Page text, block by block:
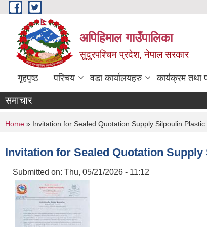
Skip to main content
अपिहिमाल गाउँपालिका
सुदुरपश्चिम प्रदेश, नेपाल सरकार
गृहपृष्ठ परिचय वडा कार्यालयहरु कार्यक्रम तथा
समाचार
You are here
Home » Invitation for Sealed Quotation Supply Silpoulin Plastic
Invitation for Sealed Quotation
Submitted on: Thu, 05/21/2026 - 11:12